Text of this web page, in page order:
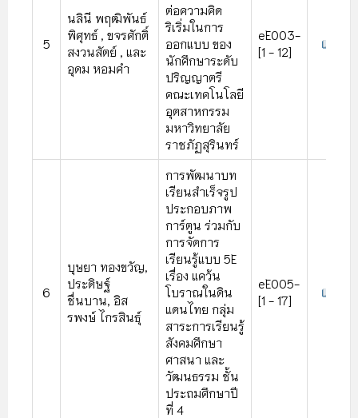
5
นลินี พฤฒิพันธ์
พิศุทธ์ , ขจรศักดิ์
สงวนสัตย์ , และ
อุดม หอมคํา
ต่อความคิด
ริเริ่มในการ
ออกแบบ ของ
นักศึกษาระดับ
ปริญญาตรี
คณะเทคโนโลยี
อุตสาหกรรม
มหาวิทยาลัย
ราชภัฏสุรินทร์
eE003-
[1 - 12]
6
บุษยา ทองขวัญ,
ประดิษฐ์
ชื่นบาน, อิส
รพงษ์ ไกรสินธุ์
การพัฒนาบท
เรียนสําเร็จรูป
ประกอบภาพ
การ์ตูน ร่วมกับ
การจัดการ
เรียนรู้แบบ 5E
เรื่อง แคว้น
โบราณในดิน
แดนไทย กลุ่ม
สาระการเรียนรู้
สังคมศึกษา
ศาสนา และ
วัฒนธรรม ชั้น
ประถมศึกษาปี
ที่ 4
eE005-
[1 - 17]